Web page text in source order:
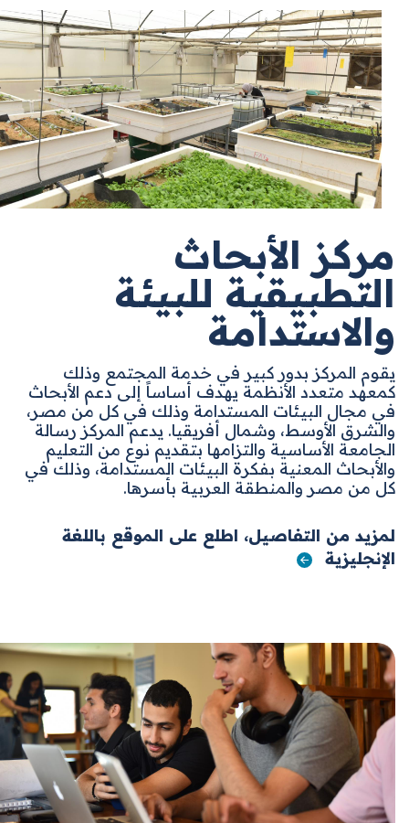
مركز الأبحاث
التطبيقية للبيئة
والاستدامة
يقوم المركز بدور كبير في خدمة المجتمع وذلك
كمعهد متعدد الأنظمة يهدف أساساً إلى دعم الأبحاث
في مجال البيئات المستدامة وذلك في كل من مصر،
والشرق الأوسط، وشمال أفريقيا.يدعم المركز رسالة
الجامعة الأساسية والتزامها بتقديم نوع من التعليم
والأبحاث المعنية بفكرة البيئات المستدامة، وذلك في
كل من مصر والمنطقة العربية بأسرها.
لمزيد من التفاصيل، اطلع على الموقع باللغة
الإنجليزية